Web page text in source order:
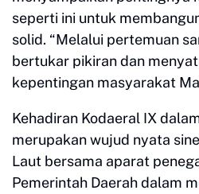
seperti ini untuk
solid. “Melalui pertemuan
bertukar pikiran dan
kepentingan masyarakat
Kehadiran Kodaeral IX
merupakan wujud nyata
Laut bersama aparat
Pemerintah Daerah dalam